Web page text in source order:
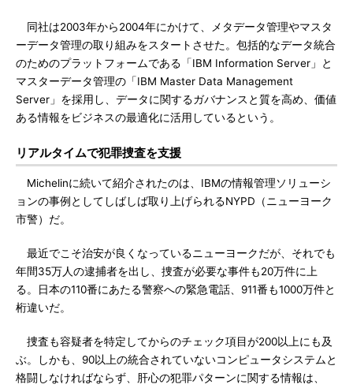
同社は2003年から2004年にかけて、メタデータ管理やマスタ
ーデータ管理の取り組みをスタートさせた。包括的なデータ統合
のためのプラットフォームである「IBM Information Server」と
マスターデータ管理の「IBM Master Data Management
Server」を採用し、データに関するガバナンスと質を高め、価値
ある情報をビジネスの最適化に活用しているという。
リアルタイムで犯罪捜査を支援
Michelinに続いて紹介されたのは、IBMの情報管理ソリューシ
ョンの事例としてしばしば取り上げられるNYPD（ニューヨーク
市警）だ。
最近でこそ治安が良くなっているニューヨークだが、それでも
年間35万人の逮捕者を出し、捜査が必要な事件も20万件に上
る。日本の110番にあたる警察への緊急電話、911番も1000万件と
桁違いだ。
捜査も容疑者を特定してからのチェック項目が200以上にも及
ぶ。しかも、90以上の統合されていないコンピュータシステムと
格闘しなければならず、肝心の犯罪パターンに関する情報は、